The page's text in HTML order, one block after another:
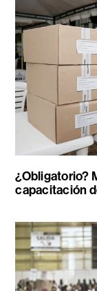
¿Obligatorio?
capacitación